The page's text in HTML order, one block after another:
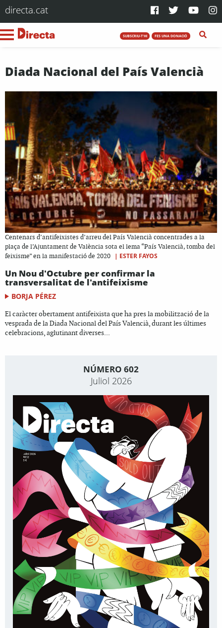
directa.cat
SUBSCRIU-T'HI FES UNA DONACIÓ
Diada Nacional del País Valencià
Centenars d’antifeixistes d’arreu del País Valencià concentrades a la
plaça de l’Ajuntament de València sota el lema “País Valencià, tomba del
feixisme” en la manifestació de 2020
| ESTER FAYOS
Un Nou d'Octubre per confirmar la
transversalitat de l'antifeixisme
BORJA PÉREZ
El caràcter obertament antifeixista que ha pres la mobilització de la
vesprada de la Diada Nacional del País Valencià, durant les últimes
celebracions, aglutinant diverses...
NÚMERO 602
Juliol 2026